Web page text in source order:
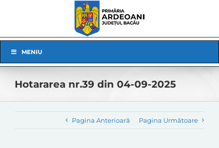
Navigation
MENIU
Hotararea nr.39 din 04-09-2025
Pagina Anterioară Pagina Următoare